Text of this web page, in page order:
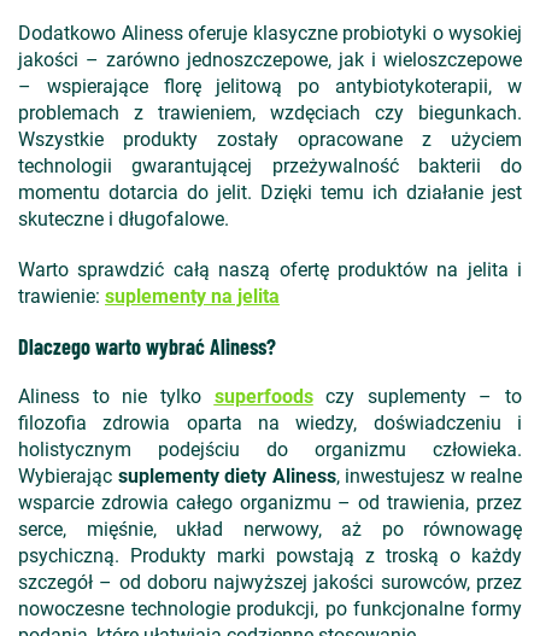
Dodatkowo Aliness oferuje klasyczne probiotyki o wysokiej
jakości – zarówno jednoszczepowe, jak i wieloszczepowe
– wspierające florę jelitową po antybiotykoterapii, w
problemach z trawieniem, wzdęciach czy biegunkach.
Wszystkie produkty zostały opracowane z użyciem
technologii gwarantującej przeżywalność bakterii do
momentu dotarcia do jelit. Dzięki temu ich działanie jest
skuteczne i długofalowe.
Warto sprawdzić całą naszą ofertę produktów na jelita i
trawienie: suplementy na jelita
Dlaczego warto wybrać Aliness?
Aliness to nie tylko superfoodsczy suplementy – to
filozofia zdrowia oparta na wiedzy, doświadczeniu i
holistycznym podejściu do organizmu człowieka.
Wybierając suplementy diety Aliness, inwestujesz w realne
wsparcie zdrowia całego organizmu – od trawienia, przez
serce, mięśnie, układ nerwowy, aż po równowagę
psychiczną. Produkty marki powstają z troską o każdy
szczegół – od doboru najwyższej jakości surowców, przez
nowoczesne technologie produkcji, po funkcjonalne formy